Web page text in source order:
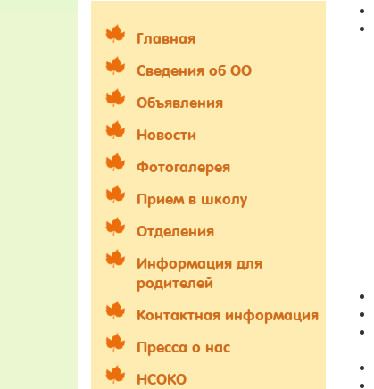
Главная
Сведения об ОО
Объявления
Новости
Фотогалерея
Прием в школу
Отделения
Информация для
родителей
Контактная информация
Пресса о нас
НСОКО